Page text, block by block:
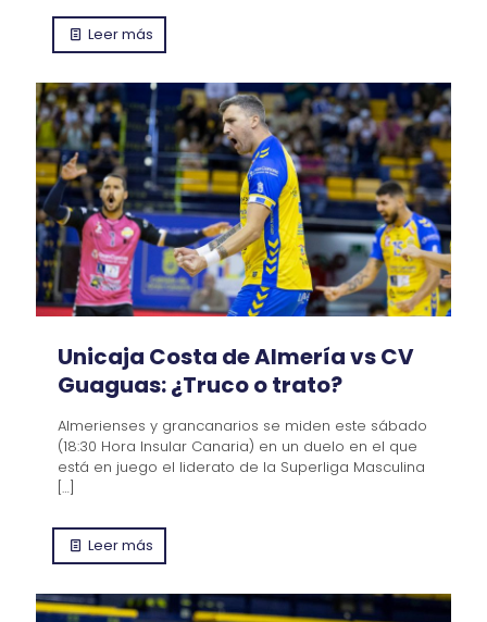
Leer más
Unicaja Costa de Almería vs CV
Guaguas: ¿Truco o trato?
Almerienses y grancanarios se miden este sábado
(18:30 Hora Insular Canaria) en un duelo en el que
está en juego el liderato de la Superliga Masculina
[…]
Leer más